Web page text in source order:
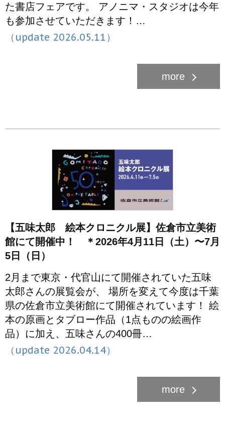
た書店フェアです。 アノニマ・スタジオは今年
も参加させていただきます！…
（update 2026.05.11）
【五味太郎 絵本クロニクル展】佐倉市立美術
館にて開催中！ ＊2026年4月11日（土）〜7月
5日（日）
2月まで東京・代官山にて開催されていた五味
太郎さんの展覧会が、 場所を変えて今度は千葉
県の佐倉市立美術館にて開催されています！ 絵
本の原画とタブロー作品（1点ものの絵画作
品）に加え、五味さんの400冊…
（update 2026.04.14）